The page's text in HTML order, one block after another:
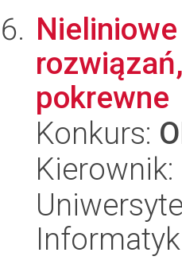
pokrewne
Konkurs:
Kierownik: